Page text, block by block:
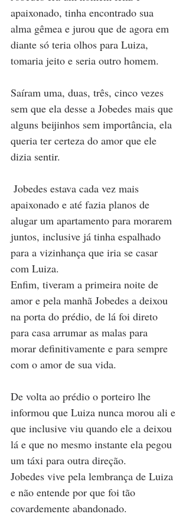
apaixonado, tinha encontrado sua
alma gêmea e jurou que de agora em
diante só teria olhos para Luiza,
tomaria jeito e seria outro homem.
Saíram uma, duas, três, cinco vezes
sem que ela desse a Jobedes mais que
alguns beijinhos sem importância, ela
queria ter certeza do amor que ele
dizia sentir.
apaixonado e até fazia planos de
alugar um apartamento para morarem
juntos, inclusive já tinha espalhado
para a vizinhança que iria se casar
com Luiza.
Enfim, tiveram a primeira noite de
amor e pela manhã Jobedes a deixou
na porta do prédio, de lá foi direto
para casa arrumar as malas para
morar definitivamente e para sempre
com o amor de sua vida.
De volta ao prédio o porteiro lhe
informou que Luiza nunca morou ali e
que inclusive viu quando ele a deixou
lá e que no mesmo instante ela pegou
um táxi para outra direção.
Jobedes vive pela lembrança de Luiza
e não entende por que foi tão
covardemente abandonado.